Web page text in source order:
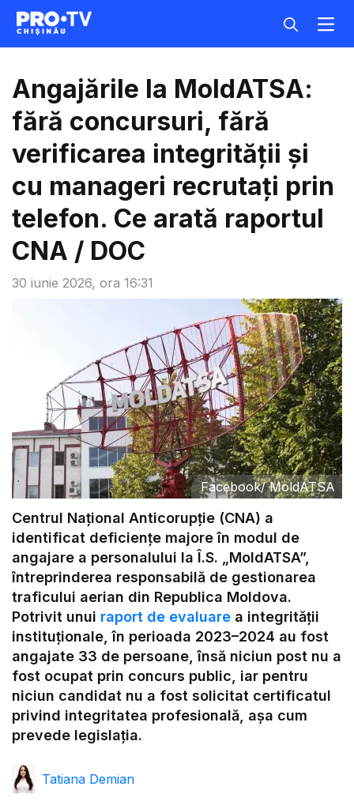
30 iunie 2026, ora 16:31
Angajările la MoldATSA:
fără concursuri, fără
verificarea integrității și
cu manageri recrutați prin
telefon. Ce arată raportul
CNA / DOC
Facebook/MoldATSA
Centrul Național Anticorupție (CNA) a
identificat deficiențe majore în modul de
angajare a personalului la Î.S. „MoldATSA”,
întreprinderea responsabilă de gestionarea
traficului aerian din Republica Moldova.
Potrivit unui raport de evaluare a integrității
instituționale, în perioada 2023–2024 au fost
angajate 33 de persoane, însă niciun post nu a
fost ocupat prin concurs public, iar pentru
niciun candidat nu a fost solicitat certificatul
privind integritatea profesională, așa cum
prevede legislația.
Tatiana Demian